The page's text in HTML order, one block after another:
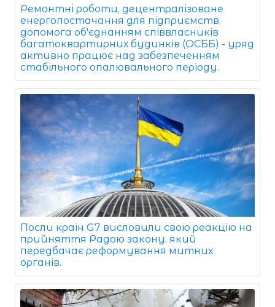
Ремонтні роботи, децентралізоване
енергопостачання для підприємств,
допомога об'єднанням співвласників
багатоквартирних будинків (ОСББ) - уряд
активно працює над забезпеченням
стабільного опалювального періоду.
Посли країн G7 висловили свою реакцію на
прийняття Радою закону, який
передбачає реформування митних
органів.